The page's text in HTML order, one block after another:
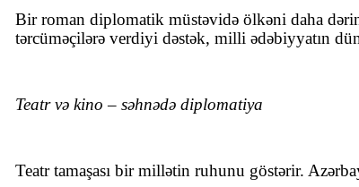
Bir roman diplomatik müstəvidə ölkəni daha
tərcüməçilərə verdiyi dəstək, milli ədəbiyyatın
Teatr və kino – səhnədə diplomatiya
Teatr tamaşası bir millətin ruhunu göstərir.